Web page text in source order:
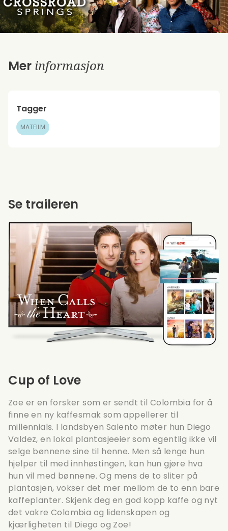
Mer informasjon
Tagger
MATFILM
Cup of Love
Zoe er en forsker som er sendt til Colombia for å
finne en ny kaffesmak som appellerer til
millennials. I landsbyen Salento møter hun Diego
Valdez, en lokal plantasjeeier som egentlig ikke vil
selge bønnene sine til henne. Men så lenge hun
hjelper til med innhøstingen, kan hun gjøre hva
hun vil med bønnene. Og mens de to sliter på
plantasjen, vokser det mer mellom de to enn bare
kaffeplanter. Skjenk deg en god kopp kaffe og nyt
det vakre Colombia og lidenskapen og
kjærligheten til Diego og Zoe!
Se traileren